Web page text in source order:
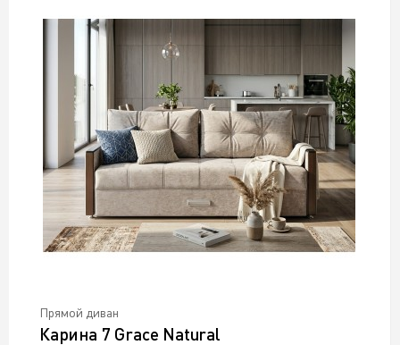
Прямой диван
Карина 7 Grace Natural